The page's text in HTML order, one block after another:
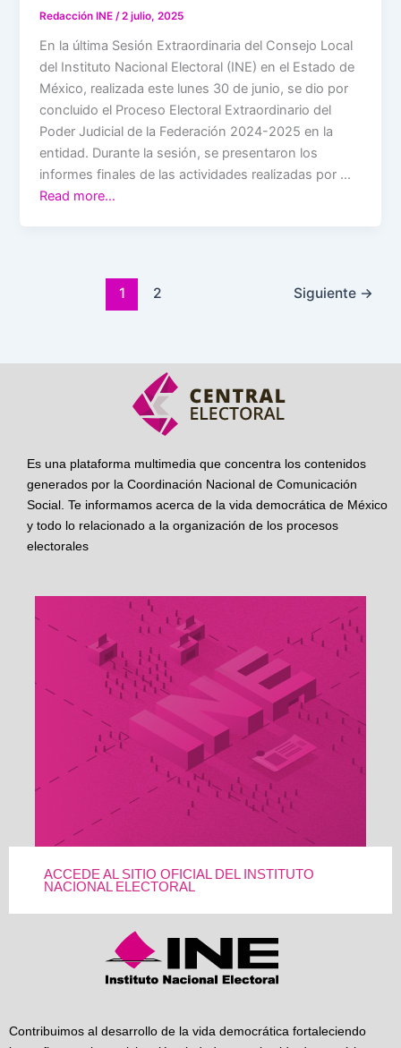
Redacción INE/2 julio, 2025
En la última Sesión Extraordinaria del Consejo Local
del Instituto Nacional Electoral (INE) en el Estado de
México, realizada este lunes 30 de junio, se dio por
concluido el Proceso Electoral Extraordinario del
Poder Judicial de la Federación 2024-2025 en la
entidad. Durante la sesión, se presentaron los
informes finales de las actividades realizadas por …
Read more…
1 2 Siguiente →
Es una plataforma multimedia que concentra los contenidos
generados por la Coordinación Nacional de Comunicación
Social. Te informamos acerca de la vida democrática de México
y todo lo relacionado a la organización de los procesos
electorales
ACCEDE AL SITIO OFICIAL DEL INSTITUTO
NACIONAL ELECTORAL
Contribuimos al desarrollo de la vida democrática fortaleciendo